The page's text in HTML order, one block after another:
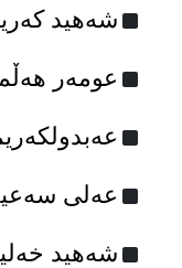
شه‌هید
عومه‌ر
عەلی
شەهید